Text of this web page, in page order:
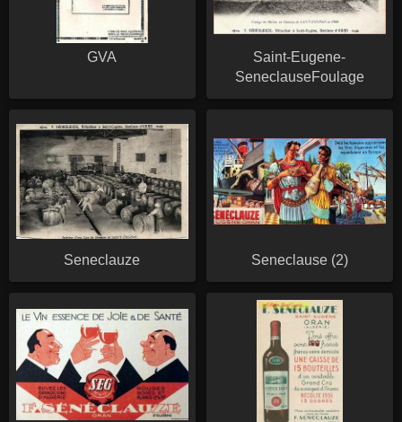
GVA
Saint-Eugene-
SeneclauseFoulage
Seneclauze Seneclause (2)